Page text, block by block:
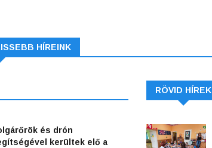
HÍREINK
és drón
kerültek elő a
RÖVID HÍREK